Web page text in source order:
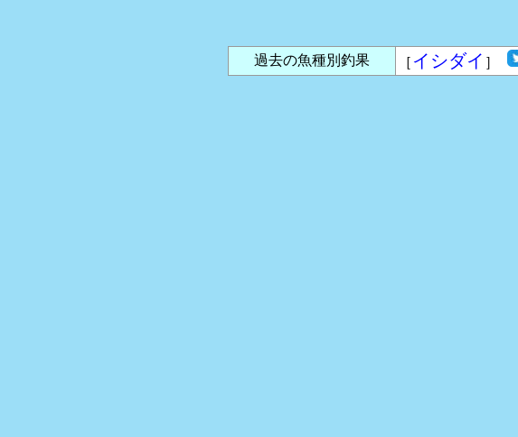
過去の魚種別釣果 ［ イシダイ ］